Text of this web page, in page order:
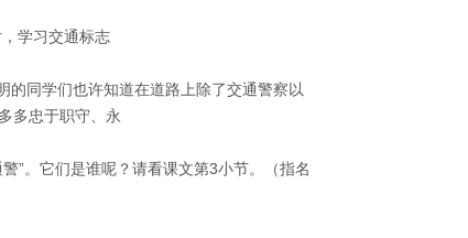
，学习交通标志
的同学们也许知道在道路上除了交通警察以
多忠于职守、永
”。它们是谁呢？请看课文第3小节。（指名